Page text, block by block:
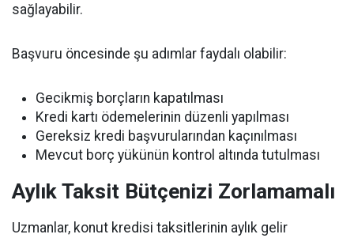
sağlayabilir.
Başvuru öncesinde şu adımlar faydalı olabilir:
Gecikmiş borçların kapatılması
Kredi kartı ödemelerinin düzenli yapılması
Gereksiz kredi başvurularından kaçınılması
Mevcut borç yükünün kontrol altında tutulması
Aylık Taksit Bütçenizi Zorlamamalı
Uzmanlar, konut kredisi taksitlerinin aylık gelir